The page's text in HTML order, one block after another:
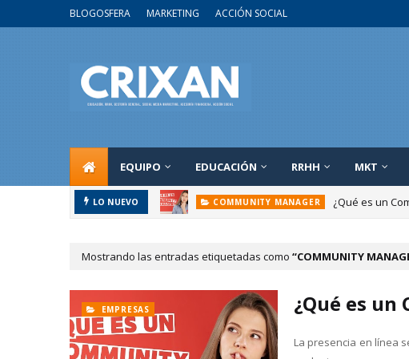
BLOGOSFERA MARKETING ACCIÓN SOCIAL
EQUIPO EDUCACIÓN RRHH MKT
LO NUEVO COMMUNITY MANAGER ¿Qué es un
Mostrando las entradas etiquetadas como COMMUNITY
EMPRESAS ¿Qué es
La presencia en línea